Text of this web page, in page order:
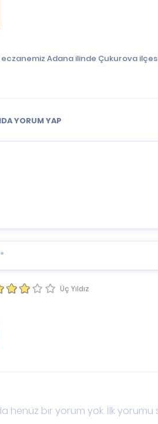
Adana ilinde Çukurova
YORUM YAP
Üç Yıldız
henüz bir yorum yok. İlk yorumu